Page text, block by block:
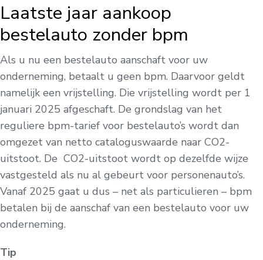
Laatste jaar aankoop
bestelauto zonder bpm
Als u nu een bestelauto aanschaft voor uw
onderneming, betaalt u geen bpm. Daarvoor geldt
namelijk een vrijstelling. Die vrijstelling wordt per 1
januari 2025 afgeschaft. De grondslag van het
reguliere bpm-tarief voor bestelauto’s wordt dan
omgezet van netto cataloguswaarde naar CO2-
uitstoot. De CO2-uitstoot wordt op dezelfde wijze
vastgesteld als nu al gebeurt voor personenauto’s.
Vanaf 2025 gaat u dus – net als particulieren – bpm
betalen bij de aanschaf van een bestelauto voor uw
onderneming.
Tip